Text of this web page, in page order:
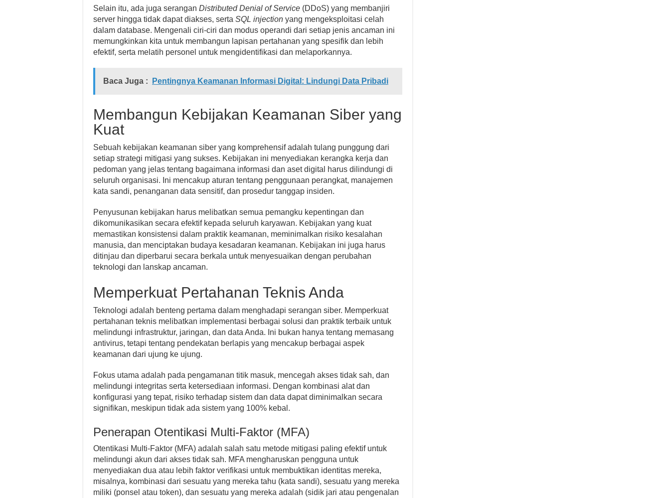
Selain itu, ada juga serangan Distributed Denial of Service (DDoS) yang membanjiri
server hingga tidak dapat diakses, serta SQL injection yang mengeksploitasi celah
dalam database. Mengenali ciri-ciri dan modus operandi dari setiap jenis ancaman ini
memungkinkan kita untuk membangun lapisan pertahanan yang spesifik dan lebih
efektif, serta melatih personel untuk mengidentifikasi dan melaporkannya.
Baca Juga : Pentingnya Keamanan Informasi Digital: Lindungi Data Pribadi
Membangun Kebijakan Keamanan Siber yang
Kuat
Sebuah kebijakan keamanan siber yang komprehensif adalah tulang punggung dari
setiap strategi mitigasi yang sukses. Kebijakan ini menyediakan kerangka kerja dan
pedoman yang jelas tentang bagaimana informasi dan aset digital harus dilindungi di
seluruh organisasi. Ini mencakup aturan tentang penggunaan perangkat, manajemen
kata sandi, penanganan data sensitif, dan prosedur tanggap insiden.
Penyusunan kebijakan harus melibatkan semua pemangku kepentingan dan
dikomunikasikan secara efektif kepada seluruh karyawan. Kebijakan yang kuat
memastikan konsistensi dalam praktik keamanan, meminimalkan risiko kesalahan
manusia, dan menciptakan budaya kesadaran keamanan. Kebijakan ini juga harus
ditinjau dan diperbarui secara berkala untuk menyesuaikan dengan perubahan
teknologi dan lanskap ancaman.
Memperkuat Pertahanan Teknis Anda
Teknologi adalah benteng pertama dalam menghadapi serangan siber. Memperkuat
pertahanan teknis melibatkan implementasi berbagai solusi dan praktik terbaik untuk
melindungi infrastruktur, jaringan, dan data Anda. Ini bukan hanya tentang memasang
antivirus, tetapi tentang pendekatan berlapis yang mencakup berbagai aspek
keamanan dari ujung ke ujung.
Fokus utama adalah pada pengamanan titik masuk, mencegah akses tidak sah, dan
melindungi integritas serta ketersediaan informasi. Dengan kombinasi alat dan
konfigurasi yang tepat, risiko terhadap sistem dan data dapat diminimalkan secara
signifikan, meskipun tidak ada sistem yang 100% kebal.
Penerapan Otentikasi Multi-Faktor (MFA)
Otentikasi Multi-Faktor (MFA) adalah salah satu metode mitigasi paling efektif untuk
melindungi akun dari akses tidak sah. MFA mengharuskan pengguna untuk
menyediakan dua atau lebih faktor verifikasi untuk membuktikan identitas mereka,
misalnya, kombinasi dari sesuatu yang mereka tahu (kata sandi), sesuatu yang mereka
miliki (ponsel atau token), dan sesuatu yang mereka adalah (sidik jari atau pengenalan